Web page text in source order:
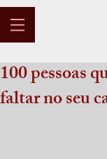
100 pessoas
faltar no seu